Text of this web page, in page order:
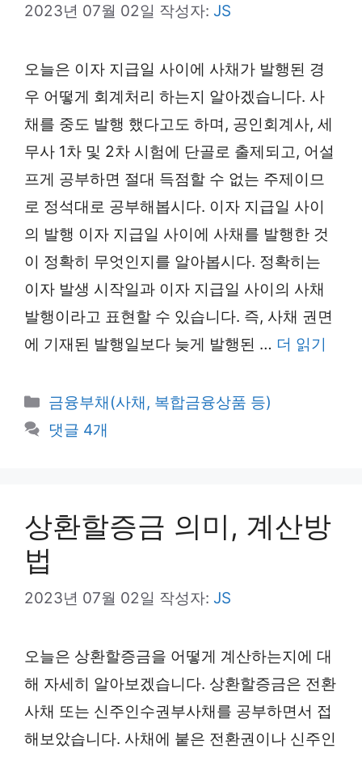
2023년 07월 02일 작성자: JS
오늘은 이자 지급일 사이에 사채가 발행된 경
우 어떻게 회계처리 하는지 알아겠습니다. 사
채를 중도 발행 했다고도 하며, 공인회계사, 세
무사 1차 및 2차 시험에 단골로 출제되고, 어설
프게 공부하면 절대 득점할 수 없는 주제이므
로 정석대로 공부해봅시다. 이자 지급일 사이
의 발행 이자 지급일 사이에 사채를 발행한 것
이 정확히 무엇인지를 알아봅시다. 정확히는
이자 발생 시작일과 이자 지급일 사이의 사채
발행이라고 표현할 수 있습니다. 즉, 사채 권면
에 기재된 발행일보다 늦게 발행된 … 더 읽기
카
테
금융부채(사채, 복합금융상품 등)
댓글 4개
상환할증금 의미, 계산방
법
2023년 07월 02일 작성자: JS
오늘은 상환할증금을 어떻게 계산하는지에 대
해 자세히 알아보겠습니다. 상환할증금은 전환
사채 또는 신주인수권부사채를 공부하면서 접
해보았습니다. 사채에 붙은 전환권이나 신주인